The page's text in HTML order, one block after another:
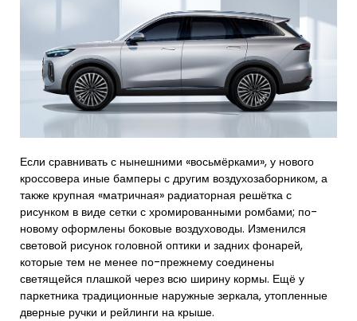
Если сравнивать с нынешними «восьмёрками», у нового
кроссовера иные бамперы с другим воздухозаборником, а
также крупная «матричная» радиаторная решётка с
рисунком в виде сетки с хромированными ромбами; по-
новому оформлены боковые воздуховоды. Изменился
световой рисунок головной оптики и задних фонарей,
которые тем не менее по-прежнему соединены
светящейся плашкой через всю ширину кормы. Ещё у
паркетника традиционные наружные зеркала, утопленные
дверные ручки и рейлинги на крыше.